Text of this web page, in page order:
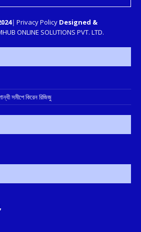
| Privacy Policy Designed &
ONLINE SOLUTIONS PVT. LTD.
সমীপে কিরেন রিজিজু